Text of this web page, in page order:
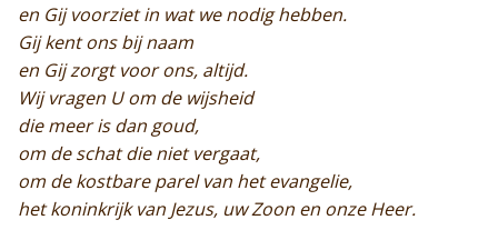
en Gij voorziet in wat we nodig hebben.
Gij kent ons bij naam
en Gij zorgt voor ons, altijd.
Wij vragen U om de wijsheid
die meer is dan goud,
om de schat die niet vergaat,
om de kostbare parel van het evangelie,
het koninkrijk van Jezus, uw Zoon en onze Heer.